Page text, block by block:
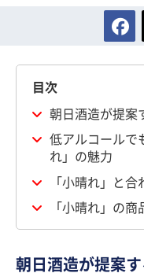
目次
朝日酒造が提案
低アルコールで
れ」の魅力
「小晴れ」と
「小晴れ」の
朝日酒造が提案